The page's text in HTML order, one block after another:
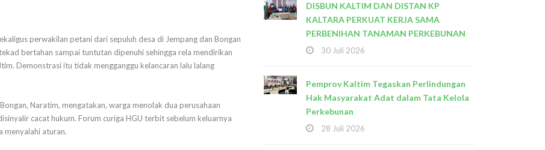
perwakilan petani dari sepuluh desa di Jempang dan Bongan
bertahan sampai tuntutan dipenuhi sehingga rela mendirikan
Demonstrasi itu tidak mengganggu kelancaran lalu lalang
Naratim, mengatakan, warga menolak dua perusahaan
cacat hukum. Forum curiga HGU terbit sebelum keluarnya
menyalahi aturan.
DISBUN KALTIM DAN DISTAN KP
KALTARA PERKUAT KERJA SAMA
PERBENIHAN TANAMAN PERKEBUNAN
30 Juli 2026
Pemprov Kaltim Tegaskan Perlindungan
Hak Masyarakat Adat dalam Tata Kelola
Perkebunan
28 Juli 2026